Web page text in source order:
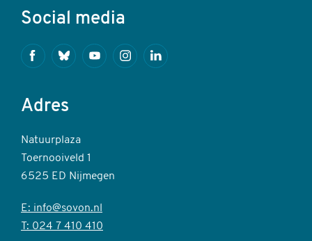
Social media
FacebookBlueskyYoutubeInstagramLinkedin
Adres
Natuurplaza
Toernooiveld 1
6525 ED Nijmegen
E: info@sovon.nl
T: 024 7 410 410